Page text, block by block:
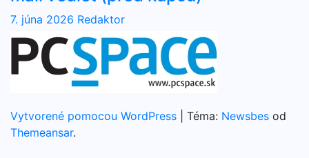
7. júna 2026 Redaktor
Vytvorené pomocou WordPress Téma: Newsbes od
Themeansar.